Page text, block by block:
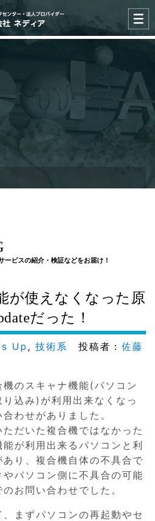
ービスの紹介・検証などをお届け！
が使えなくなった原
だった！
Up , 技術系 投稿者： 佐藤
のスキャナ機能(パソコン
込み)が利用出来なくなっ
わせがありました。
だいた複合機ではなかった
が利用出来るパソコンと利
り、複合機自体の不具合で
パソコン側に不具合の可能
お問い合わせでした。
まずパソコンの再起動やセ